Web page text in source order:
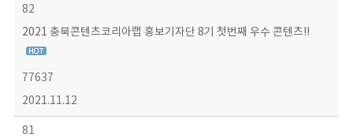
82
2021 충북콘텐츠코리아랩 홍보기자단 8기 첫번째 우수 콘텐츠!!
77637
2021.11.12
81